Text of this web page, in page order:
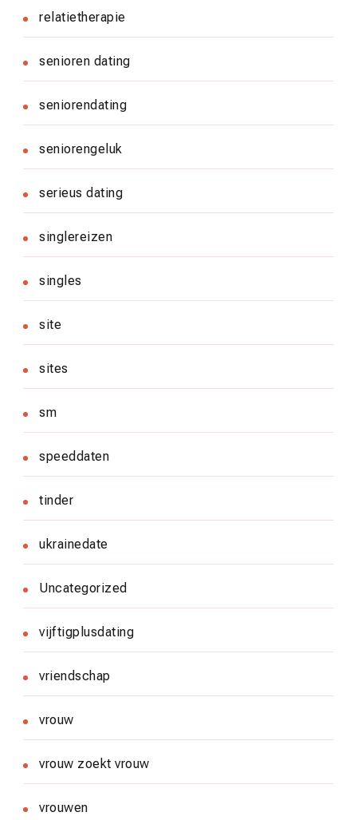
relatietherapie
senioren dating
seniorendating
seniorengeluk
serieus dating
singlereizen
singles
site
sites
sm
speeddaten
tinder
ukrainedate
Uncategorized
vijftigplusdating
vriendschap
vrouw
vrouw zoekt vrouw
vrouwen